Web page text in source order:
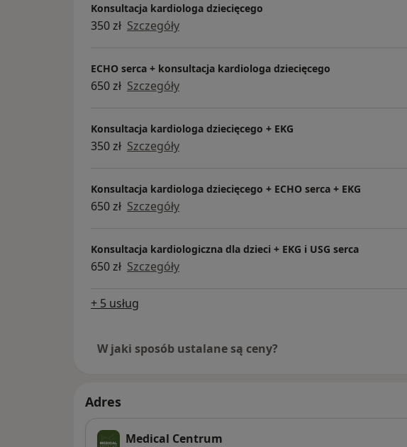
Konsultacja kardiologa dziecięcego
350 zł Szczegóły
ECHO serca + konsultacja kardiologa dziecięcego
650 zł Szczegóły
Konsultacja kardiologa dziecięcego + EKG
350 zł Szczegóły
Konsultacja kardiologa dziecięcego + ECHO serca + EKG
650 zł Szczegóły
Konsultacja kardiologiczna dla dzieci + EKG i USG serca
650 zł Szczegóły
+ 5 usług
W jaki sposób ustalane są ceny?
Adres
Medical Centrum